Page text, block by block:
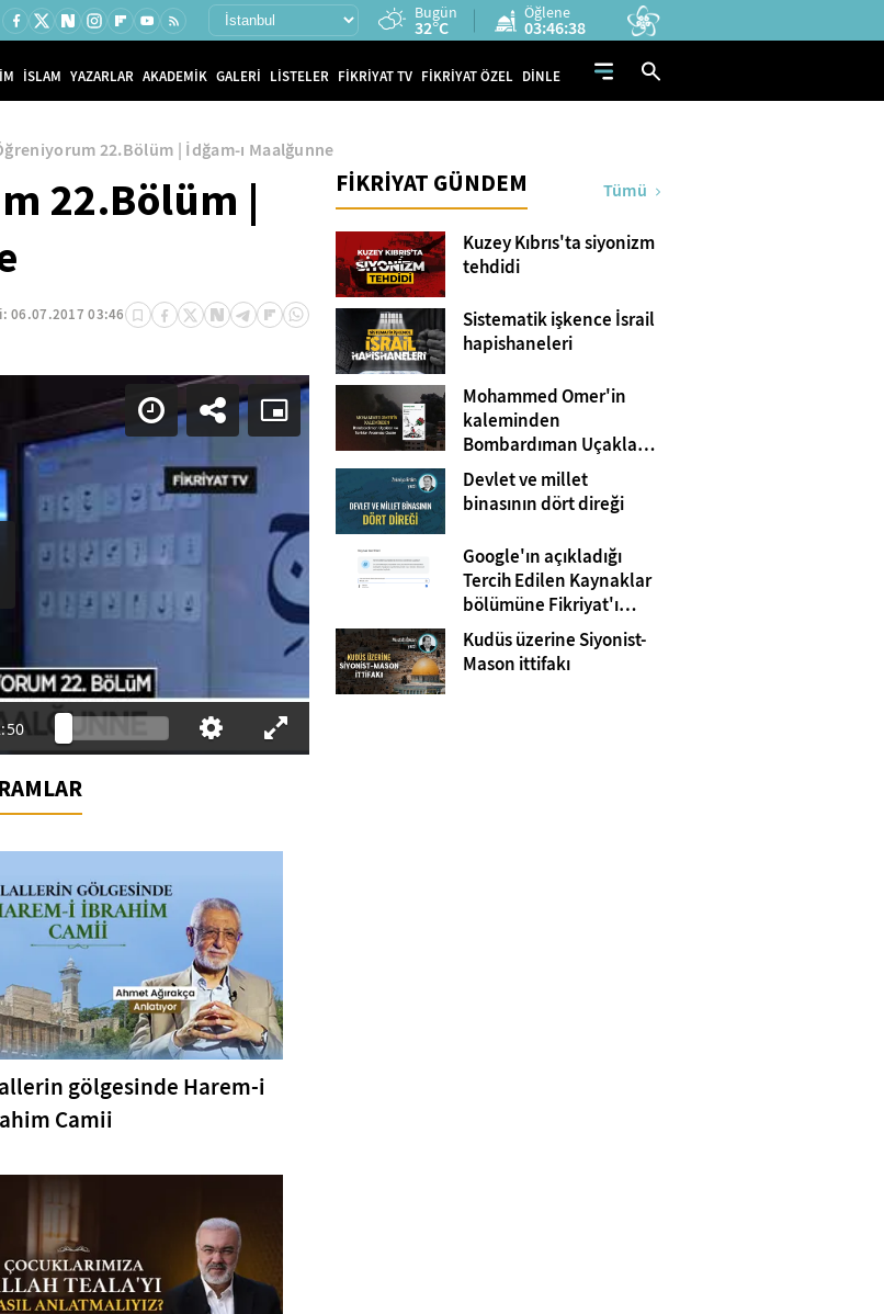
Bugün
32°C
Öğlene
03:46:38
İSLAM YAZARLAR AKADEMİK GALERİ LİSTELER FİKRİYAT TV FİKRİYAT ÖZEL DİNLE
22.Bölüm | İdğam-ı Maalğunne
22.Bölüm |
06.07.2017 03:46
gölgesinde Harem-i
Camii
FİKRİYAT GÜNDEM Tümü
Kuzey Kıbrıs'ta siyonizm
tehdidi
Sistematik işkence İsrail
hapishaneleri
Mohammed Omer'in
kaleminden
Bombardıman Uçakları
ve Tanklar Arasında
Gazze
Devlet ve millet
binasının dört direği
Google'ın açıkladığı
Tercih Edilen Kaynaklar
bölümüne Fikriyat'ı
eklemeyi unutmayın!
Kudüs üzerine Siyonist-
Mason ittifakı